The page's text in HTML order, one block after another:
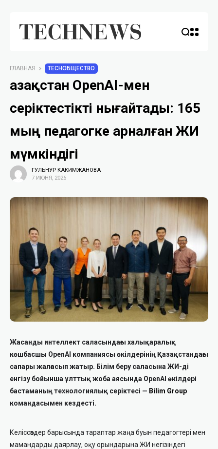
ГЛАВНАЯ TECHОБЩЕСТВО
Қазақстан OpenAI-мен
серіктестікті нығайтады: 165
мың педагогке арналған ЖИ
мүмкіндігі
ГУЛЬНУР КАКИМЖАНОВА
7 ИЮНЯ, 2026
Жасанды интеллект саласындағы халықаралық
көшбасшы OpenAI компаниясы өкілдерінің Қазақстандағы
сапары жалғасып жатыр. Білім беру саласына ЖИ-ді
енгізу бойынша ұлттық жоба аясында OpenAI өкілдері
бастаманың технологиялық серіктесі — Bilim Group
командасымен кездесті.
Келіссөздер барысында тараптар жаңа буын педагогтері мен
мамандарды даярлау, оқу орындарына ЖИ негізіндегі